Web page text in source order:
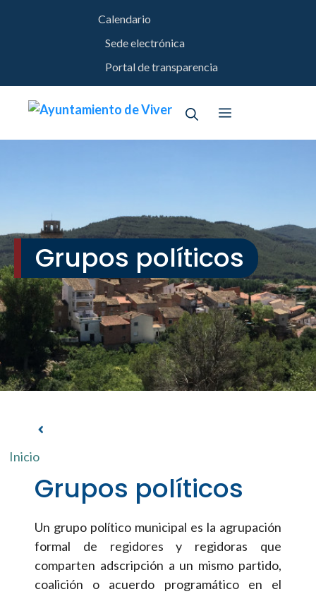
Calendario
Sede electrónica
Portal de transparencia
Menú
Grupos políticos
Inicio
Grupos políticos
Un grupo político municipal es la agrupación
formal de regidores y regidoras que
comparten adscripción a un mismo partido,
coalición o acuerdo programático en el